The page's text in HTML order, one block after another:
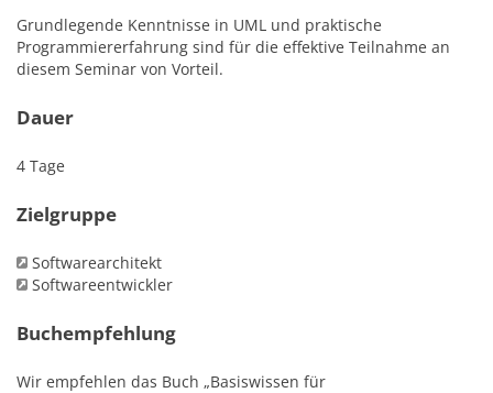
Grundlegende Kenntnisse in UML und praktische
Programmiererfahrung sind für die effektive Teilnahme an
diesem Seminar von Vorteil.
Dauer
4 Tage
Zielgruppe
Softwarearchitekt
Softwareentwickler
Buchempfehlung
Wir empfehlen das Buch „Basiswissen für